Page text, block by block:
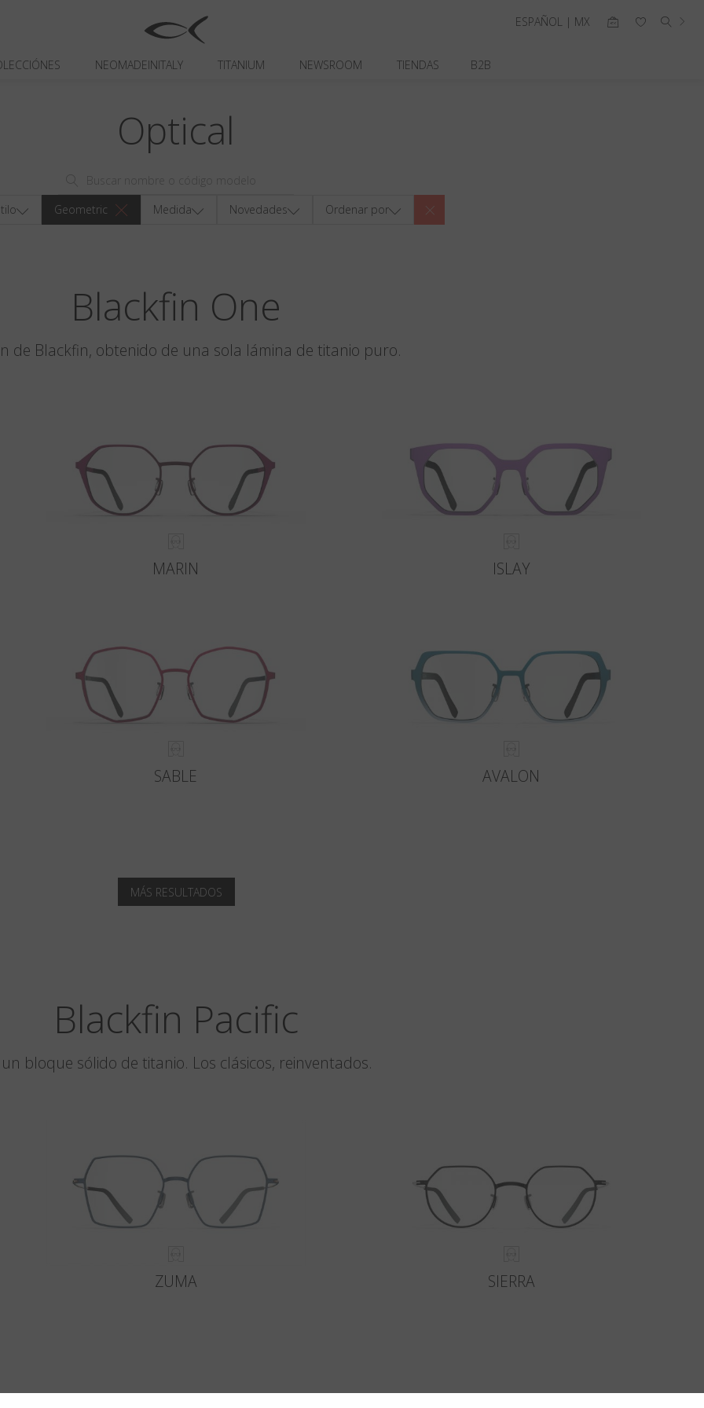
NEOMADEINITALY TITANIUM NEWSROOM TIENDAS B2B
ESPAÑOL | MX
Optical
Geometric Medida Novedades Ordenar por
Blackfin One
de Blackfin, obtenido de una sola lámina de titanio puro.
MARIN ISLAY
SABLE AVALON
MÁS RESULTADOS
Blackfin Pacific
bloque sólido de titanio. Los clásicos, reinventados.
ZUMA SIERRA